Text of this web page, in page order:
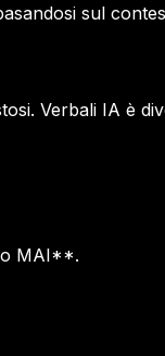
sul
Verbali IA è
MAI**.